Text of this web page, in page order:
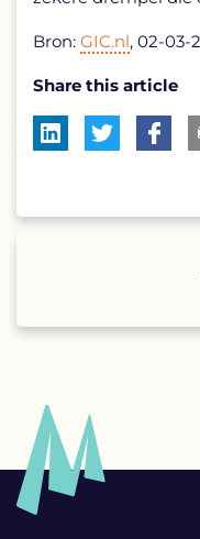
Bron: GIC.nl, 02-03-
Share this article